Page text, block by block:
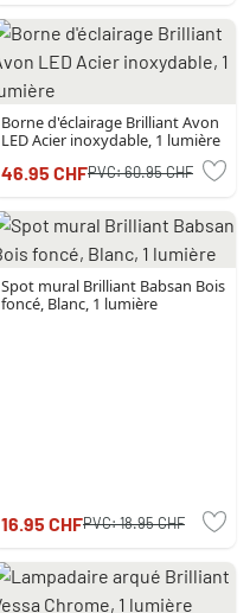
Borne d'éclairage Brilliant Avon
LED Acier inoxydable, 1 lumière
46.95 CHFPVC:60.95 CHF
Spot mural Brilliant Babsan Bois
foncé, Blanc, 1 lumière
16.95 CHFPVC:18.95 CHF